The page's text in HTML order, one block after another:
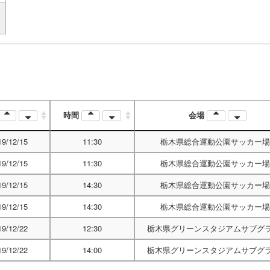
時間 会場
12/15 11:30 栃木県総合運動公園サッカー
12/15 11:30 栃木県総合運動公園サッカー
12/15 14:30 栃木県総合運動公園サッカー
12/15 14:30 栃木県総合運動公園サッカー
12/22 12:30 栃木県グリーンスタジアムサブグ
12/22 14:00 栃木県グリーンスタジアムサブグ